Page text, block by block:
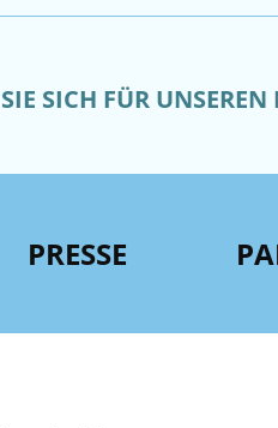
SICH FÜR UNSEREN
PRESSE